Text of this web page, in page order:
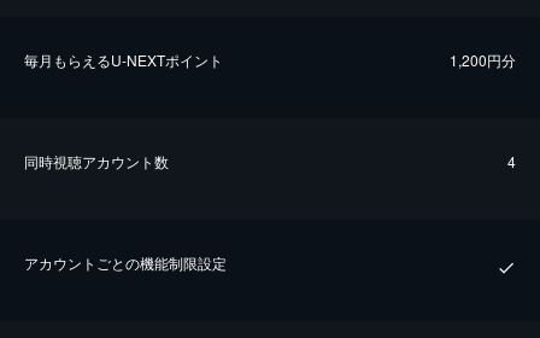
毎⽉もらえるU-NEXTポイント 1,200円分
同時視聴アカウント数 4
アカウントごとの機能制限設定